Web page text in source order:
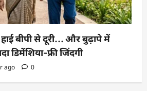
बीपी से दूरी… और बुढ़ापे में
डिमेंशिया-फ्री जिंदगी
ago 0